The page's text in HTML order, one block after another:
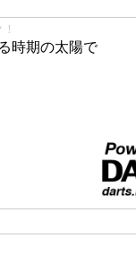
時期の太陽で